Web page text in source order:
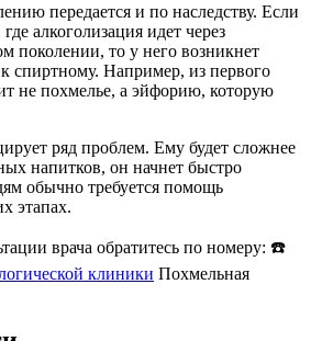
передается и по наследству. Если
алкоголизация идет через
поколении, то у него возникнет
к спиртному. Например, из первого
не похмелье, а эйфорию, которую
ряд проблем. Ему будет сложнее
напитков, он начнет быстро
обычно требуется помощь
этапах.
врача обратитесь по номеру: ☎️
клиники Похмельная